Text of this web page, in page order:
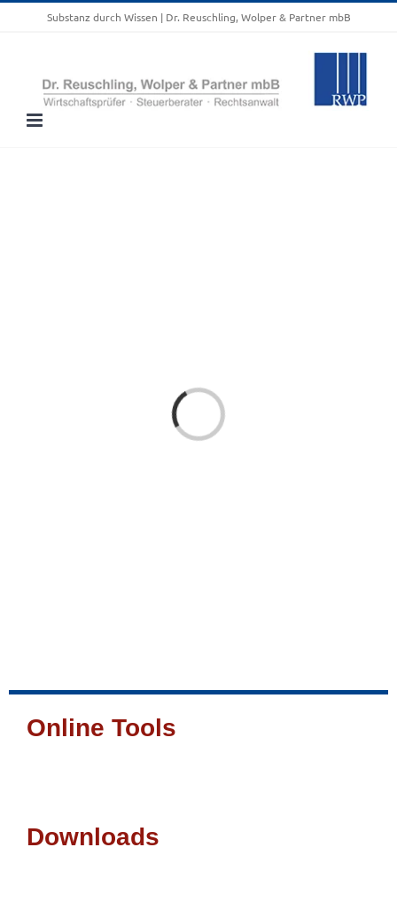
Substanz durch Wissen | Dr. Reuschling, Wolper & Partner mbB
Laden...
Online Tools
Downloads